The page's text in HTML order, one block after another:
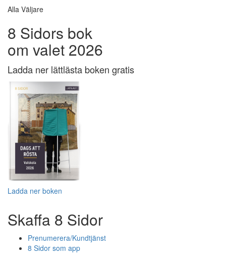
Alla Väljare
8 Sidors bok
om valet 2026
Ladda ner lättlästa boken gratis
Ladda ner boken
Skaffa 8 Sidor
Prenumerera/Kundtjänst
8 Sidor som app